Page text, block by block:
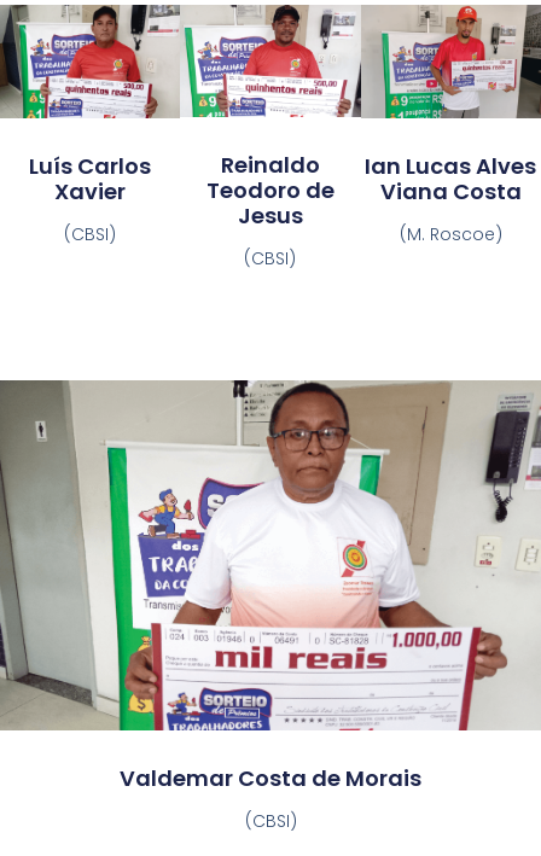
Luís Carlos
Xavier
(CBSI)
Reinaldo
Teodoro de
Jesus
(CBSI)
Ian Lucas Alves
Viana Costa
(M. Roscoe)
Valdemar Costa de Morais
(CBSI)